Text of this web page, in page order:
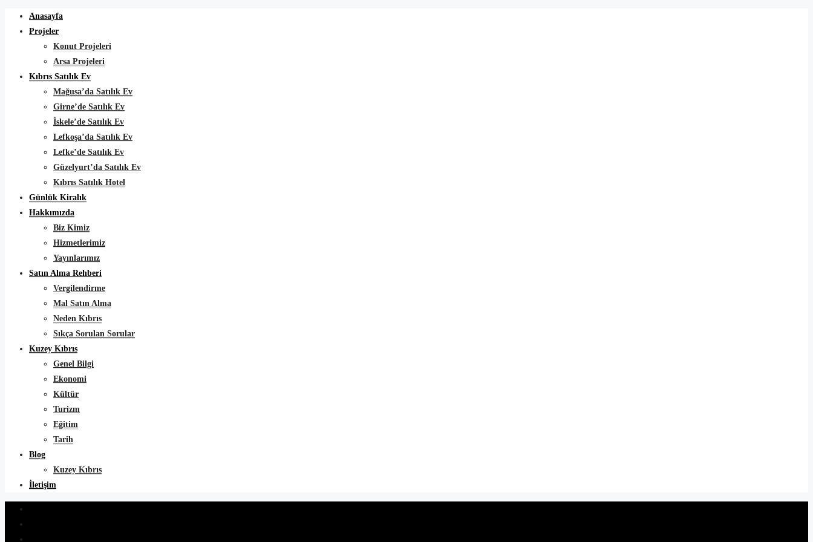
Anasayfa
Projeler
Konut Projeleri
Arsa Projeleri
Kıbrıs Satılık Ev
Mağusa’da Satılık Ev
Girne’de Satılık Ev
İskele’de Satılık Ev
Lefkoşa’da Satılık Ev
Lefke’de Satılık Ev
Güzelyurt’da Satılık Ev
Kıbrıs Satılık Hotel
Günlük Kiralık
Hakkımızda
Biz Kimiz
Hizmetlerimiz
Yayınlarımız
Satın Alma Rehberi
Vergilendirme
Mal Satın Alma
Neden Kıbrıs
Sıkça Sorulan Sorular
Kuzey Kıbrıs
Genel Bilgi
Ekonomi
Kültür
Turizm
Eğitim
Tarih
Blog
Kuzey Kıbrıs
İletişim